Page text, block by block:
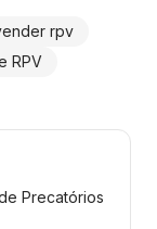
rpv
RPV
Precatórios